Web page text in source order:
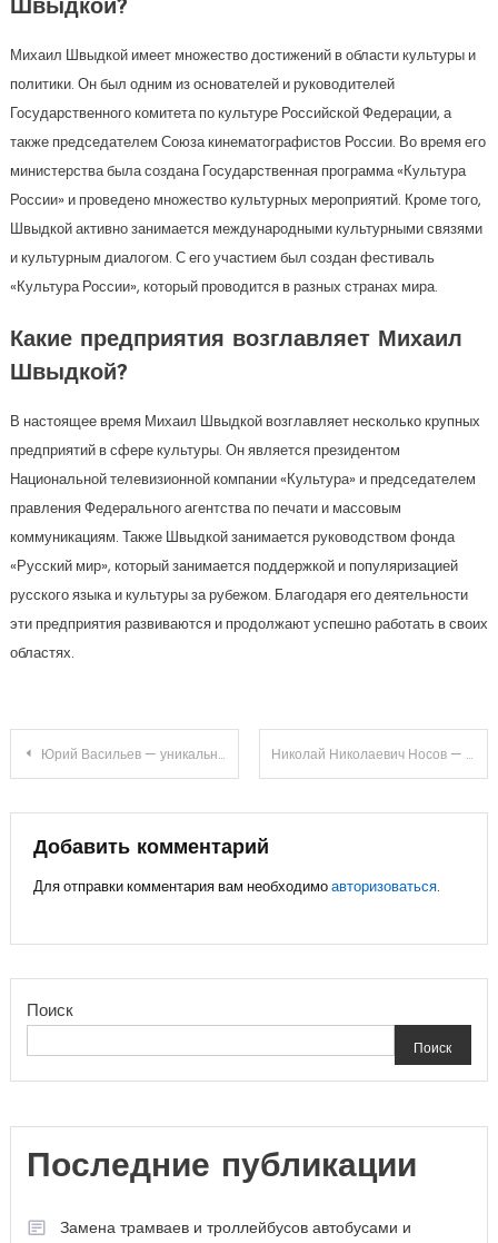
Швыдкой?
Михаил Швыдкой имеет множество достижений в области культуры и
политики. Он был одним из основателей и руководителей
Государственного комитета по культуре Российской Федерации, а
также председателем Союза кинематографистов России. Во время его
министерства была создана Государственная программа «Культура
России» и проведено множество культурных мероприятий. Кроме того,
Швыдкой активно занимается международными культурными связями
и культурным диалогом. С его участием был создан фестиваль
«Культура России», который проводится в разных странах мира.
Какие предприятия возглавляет Михаил
Швыдкой?
В настоящее время Михаил Швыдкой возглавляет несколько крупных
предприятий в сфере культуры. Он является президентом
Национальной телевизионной компании «Культура» и председателем
правления Федерального агентства по печати и массовым
коммуникациям. Также Швыдкой занимается руководством фонда
«Русский мир», который занимается поддержкой и популяризацией
русского языка и культуры за рубежом. Благодаря его деятельности
эти предприятия развиваются и продолжают успешно работать в своих
областях.
Навигация
по
записям
Юрий Васильев — уникальный талант пловца, олимпийский чемпион и обладатель мировых рекордов — биография, путь к успеху и невероятные достижения Николай Николаевич Носов — жизнь, творчество и известные произведения популярного советского детского писателя
Добавить комментарий
Для отправки комментария вам необходимоавторизоваться.
Поиск
Поиск
Последние публикации
Замена трамваев и троллейбусов автобусами и